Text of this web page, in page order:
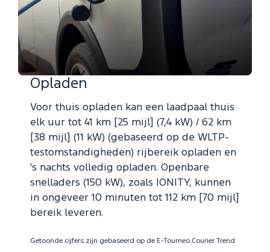
Opladen
Voor thuis opladen kan een laadpaal thuis
elk uur tot 41 km [25 mijl] (7,4 kW) / 62 km
[38 mijl] (11 kW) (gebaseerd op de WLTP-
testomstandigheden) rijbereik opladen en
's nachts volledig opladen. Openbare
snelladers (150 kW), zoals IONITY, kunnen
in ongeveer 10 minuten tot 112 km [70 mijl]
bereik leveren.
Getoonde cijfers zijn gebaseerd op de E-Tourneo Courier Trend